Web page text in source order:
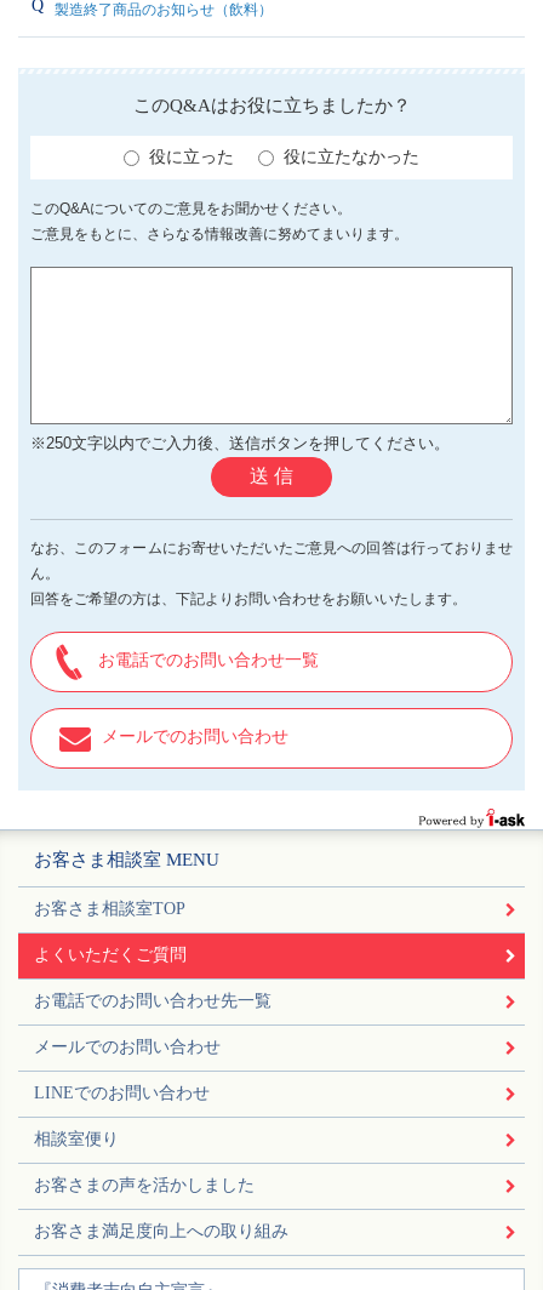
製造終了商品のお知らせ（飲料）
このQ&Aはお役に立ちましたか？
役に立った 役に立たなかった
このQ&Aについてのご意見をお聞かせください。
ご意見をもとに、さらなる情報改善に努めてまいります。
※250文字以内でご入力後、送信ボタンを押してください。
送 信
なお、このフォームにお寄せいただいたご意見への回答は行っておりませ
ん。
回答をご希望の方は、下記よりお問い合わせをお願いいたします。
お電話でのお問い合わせ一覧
メールでのお問い合わせ
お客さま相談室 MENU
お客さま相談室TOP
よくいただくご質問
お電話でのお問い合わせ先一覧
メールでのお問い合わせ
LINEでのお問い合わせ
相談室便り
お客さまの声を活かしました
お客さま満足度向上への取り組み